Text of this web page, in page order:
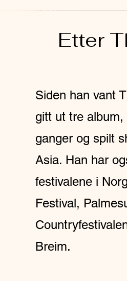
Etter
Siden han vant
gitt ut tre
ganger og spilt
Asia. Han har
festivalene i
Festival,
Breim.